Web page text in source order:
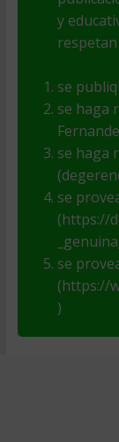
y
se
se haga
se haga
se
(https://
se
(https://
)